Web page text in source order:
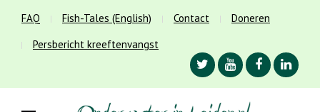
FAQ Fish-Tales (English) Contact
Doneren
Persbericht kreeftenvangst